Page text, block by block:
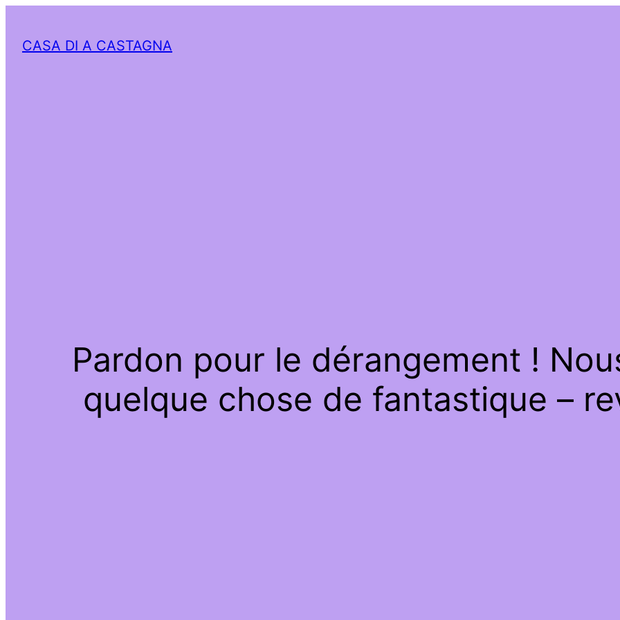
CASA DI A CASTAGNA
Pardon pour le dérangement !
quelque chose de fantastique –